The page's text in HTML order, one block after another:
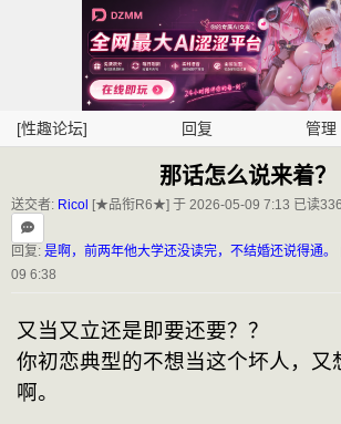
[性趣论坛] 回复 管理
那话怎么说来着？
送交者: Ricol [★品衔R6★] 于 2026-05-09 7:13 已读
回复: 是啊，前两年他大学还没读完，不结婚还说得通。
09 6:38
又当又立还是即要还要？？
你初恋典型的不想当这个坏人，又
啊。